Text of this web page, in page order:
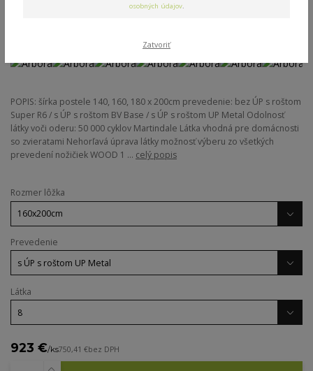
POPIS: šírka postele 140, 160, 180 x 200cm prevedenie: bez ÚP s roštom
Super R6 / s ÚP s roštom BV Base / s ÚP s roštom UP Metal Odolnosť
látky voči oderu: 50 000 cyklov Martindale Látka vhodná pre domácnosti
so zvieratami Nehorľavá úprava látky možnosť výberu zo všetkých
prevedení nožičiek WOOD 1 ... celý popis
Rozmer lôžka
Prevedenie
Látka
923 €/ks750,41 €bez DPH
osobných údajov.
Zatvoriť